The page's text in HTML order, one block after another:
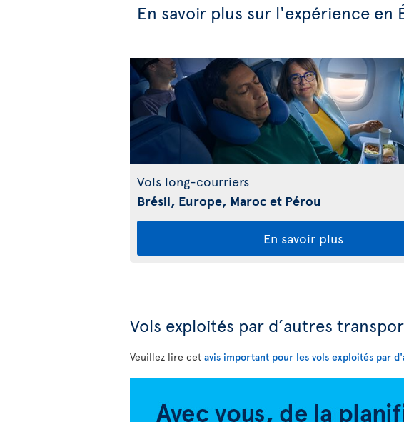
En savoir plus sur l'expérience
Vols long-courriers
Brésil, Europe, Maroc et Pérou
En savoir plus
Vols exploités par d’autres
Veuillez lire cet avis important pour les vols exploités par